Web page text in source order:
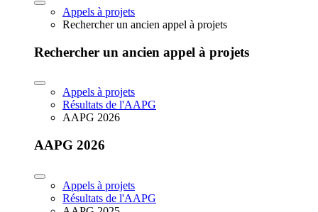
Appels à projets
Rechercher un ancien appel à projets
Rechercher un ancien appel à projets
Appels à projets
Résultats de l'AAPG
AAPG 2026
AAPG 2026
Appels à projets
Résultats de l'AAPG